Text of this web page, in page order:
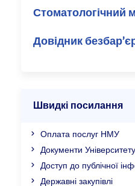
Стоматологічний
Довідник
Швидкі посилання
Оплата послуг НМУ
Документи Університету
Доступ до публічної
Державні закупівлі